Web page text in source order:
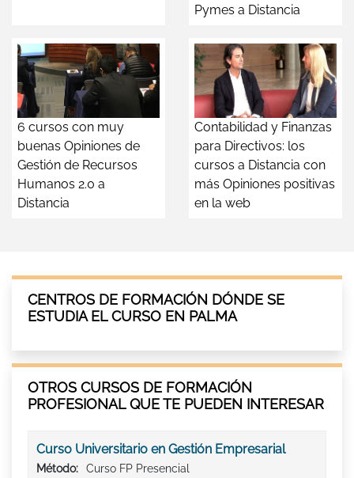
Pymes a Distancia
6 cursos con muy
buenas Opiniones de
Gestión de Recursos
Humanos 2.0 a
Distancia
Contabilidad y Finanzas
para Directivos: los
cursos a Distancia con
más Opiniones positivas
en la web
CENTROS DE FORMACIÓN DÓNDE SE
ESTUDIA EL CURSO EN PALMA
OTROS CURSOS DE FORMACIÓN
PROFESIONAL QUE TE PUEDEN INTERESAR
Curso Universitario en Gestión Empresarial
Método:
Curso FP Presencial